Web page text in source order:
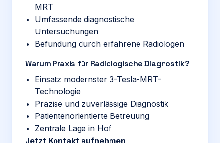
MRT
Umfassende diagnostische
Untersuchungen
Befundung durch erfahrene Radiologen
Warum Praxis für Radiologische Diagnostik?
Einsatz modernster 3-Tesla-MRT-
Technologie
Präzise und zuverlässige Diagnostik
Patientenorientierte Betreuung
Zentrale Lage in Hof
Jetzt Kontakt aufnehmen